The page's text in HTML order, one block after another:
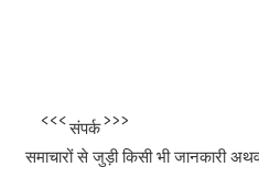
b
o
<<<
संपर्क
>>>
समाचारों से जुड़ी किसी भी जानकारी